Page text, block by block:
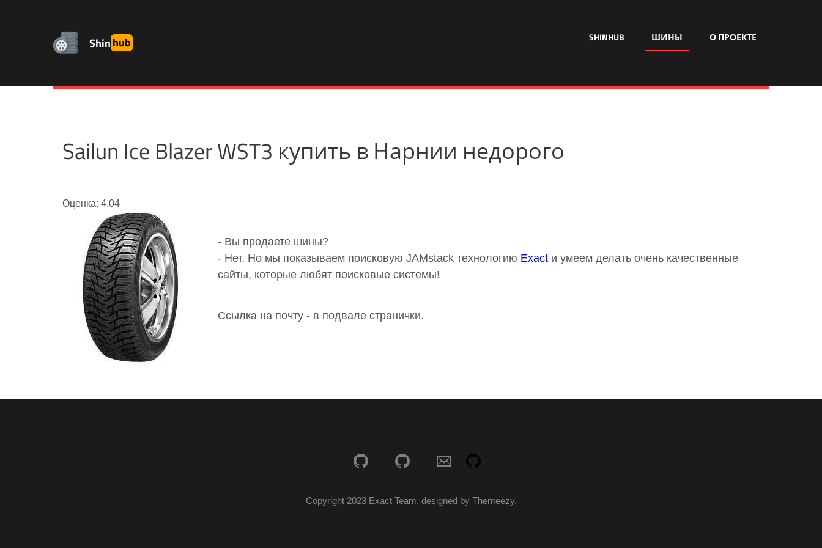
Shinhub SHINHUB ШИНЫ О ПРОЕКТЕ
Sailun Ice Blazer WST3 купить в Нарнии недорого
Оценка: 4.04
- Вы продаете шины?
- Нет. Но мы показываем поисковую JAMstack технологию Exact и умеем делать очень качественные
сайты, которые любят поисковые системы!
Ссылка на почту - в подвале странички.
Copyright 2023 Exact Team, designed by Themeezy.